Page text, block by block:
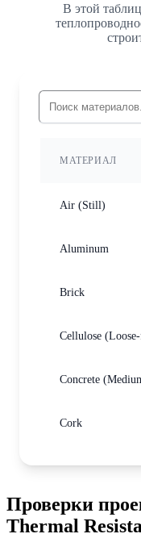
В этой
МАТЕРИАЛ
Air (Still)
Aluminum
Brick
Cellulose
Concrete
Cork
Expanded
Extruded
Проверки
Thermal